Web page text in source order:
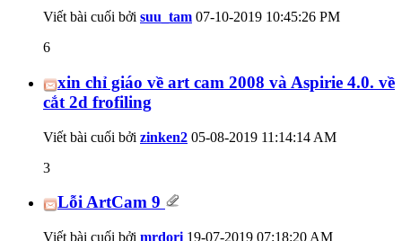
Viết bài cuối bởi suu_tam 07-10-2019 10:45:26 PM
6
xin chỉ giáo về art cam 2008 và Aspirie 4.0. về
cắt 2d frofiling
Viết bài cuối bởi zinken2 05-08-2019 11:14:14 AM
3
Lỗi ArtCam 9
Viết bài cuối bởi mrdori 19-07-2019 07:18:20 AM